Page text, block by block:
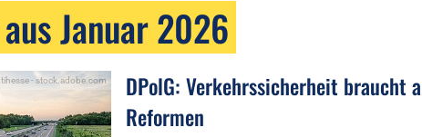
Januar 2026
- stock.adobe.com
DPolG: Verkehrssicherheit braucht
Reformen